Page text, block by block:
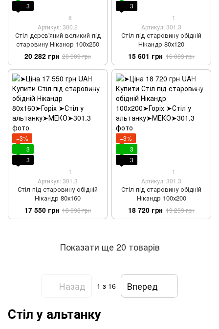
3
8
Артикул: 300.2
Стіл дерев'яний великий під
старовину Ніканор 100х250
20 282 грн 20 909 грн
3
1
Артикул: 301.3
Стіл під старовину обідній
Нікандр 80х120
15 601 грн 16 083 грн
−3%
3
3
1
Артикул: 301.3
Стіл під старовину обідній
Нікандр 80х160
17 550 грн 18 093 грн
−3%
3
3
1
Артикул: 301.3
Стіл під старовину обідній
Нікандр 100х200
18 720 грн 19 299 грн
Показати ще 20 товарів
Назад 1 з 16 Вперед
Стіл у альтанку